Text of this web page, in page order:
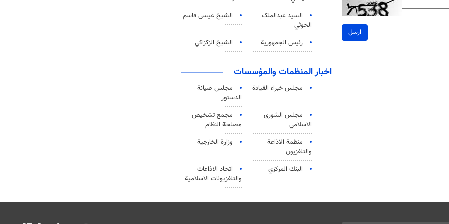
ارسل
السید عبدالملک
الحوثي
الشيخ عيسى قاسم
رئيس الجمهورية الشيخ الزكزاكي
اخبار المنظمات والمؤسسات
مجلس خبراء القيادة
مجلس صيانة
الدستور
مجلس الشورى
الاسلامي
مجمع تشخيص
مصلحة النظام
منظمة الاذاعة
والتلفزیون
وزارة الخارجية
البنك المركزي
اتحاد الاذاعات
والتلفزيونات الاسلامية